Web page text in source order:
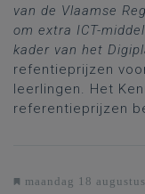
van de Vlaamse
om extra ICT-
kader van het
refentieprijzen
leerlingen. Het
referentieprijzen
maandag 18 augustus